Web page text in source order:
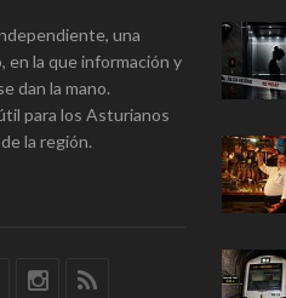
una
en la que información y
dan la mano.
para los Asturianos
la región.